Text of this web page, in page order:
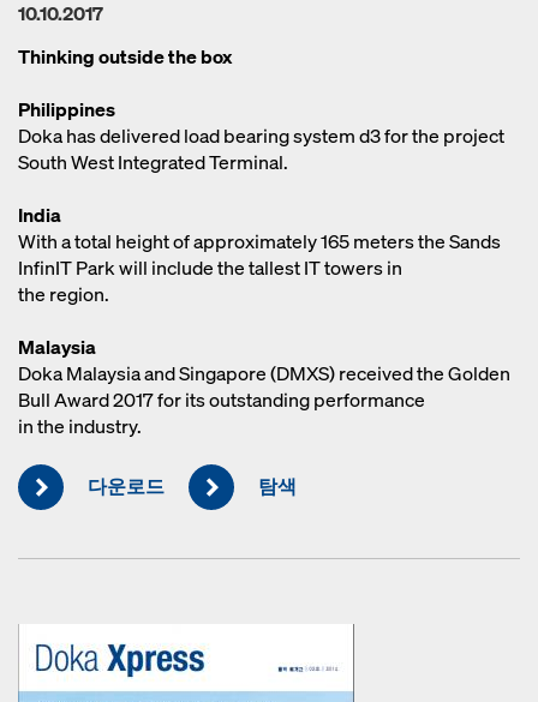
10.10.2017
Thinking outside the box
Philippines
Doka has delivered load bearing system d3 for the project
South West Integrated Terminal.
India
With a total height of approximately 165 meters the Sands
InfinIT Park will include the tallest IT towers in
the region.
Malaysia
Doka Malaysia and Singapore (DMXS) received the Golden
Bull Award 2017 for its outstanding performance
in the industry.
다운로드 탐색